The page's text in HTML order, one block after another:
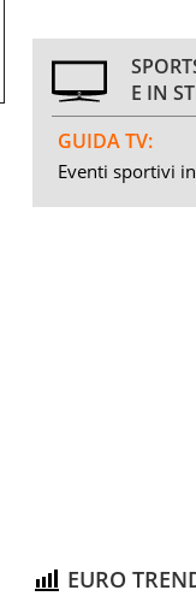
E IN
GUIDA TV:
Eventi sportivi
EURO